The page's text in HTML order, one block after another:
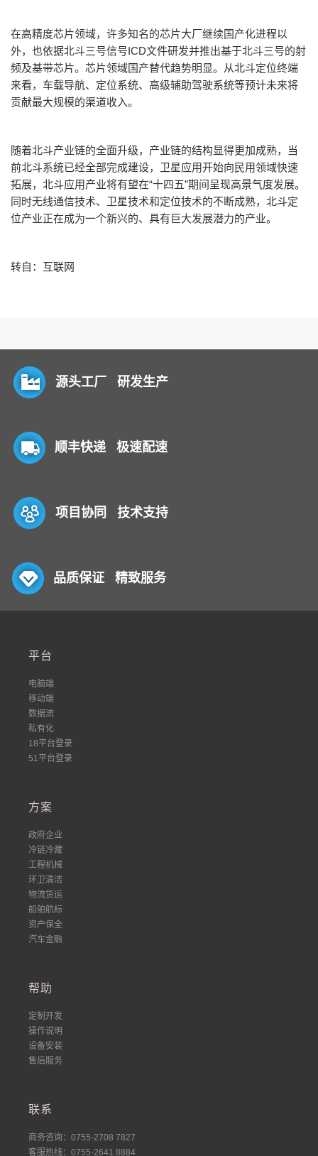
在高精度芯片领域，许多知名的芯片大厂继续国产化进程以
外，也依据北斗三号信号ICD文件研发并推出基于北斗三号的射
频及基带芯片。芯片领域国产替代趋势明显。从北斗定位终端
来看，车载导航、定位系统、高级辅助驾驶系统等预计未来将
贡献最大规模的渠道收入。
随着北斗产业链的全面升级，产业链的结构显得更加成熟，当
前北斗系统已经全部完成建设，卫星应用开始向民用领域快速
拓展，北斗应用产业将有望在“十四五”期间呈现高景气度发展。
同时无线通信技术、卫星技术和定位技术的不断成熟，北斗定
位产业正在成为一个新兴的、具有巨大发展潜力的产业。
转自：互联网
源头工厂 研发生产
顺丰快递 极速配速
项目协同 技术支持
品质保证 精致服务
平台
电脑端
移动端
数据流
私有化
18平台登录
51平台登录
方案
政府企业
冷链冷藏
工程机械
环卫清洁
物流货运
船舶航标
资产保全
汽车金融
帮助
定制开发
操作说明
设备安装
售后服务
联系
商务咨询：0755-2708 7827
客服热线：0755-2641 8884